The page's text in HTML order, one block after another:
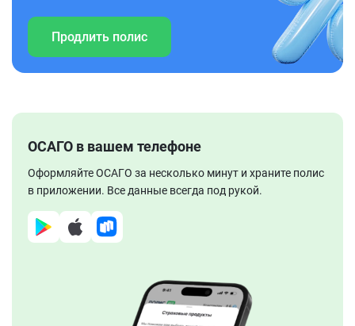
Продлить полис
ОСАГО в вашем телефоне
Оформляйте ОСАГО за несколько минут и храните полис
в приложении. Все данные всегда под рукой.